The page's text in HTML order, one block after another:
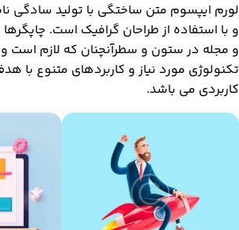
لورم ایپسوم متن ساختگی با تولید سادگی
و با استفاده از طراحان گرافیک است.
و مجله در ستون و سطرآنچنان که لازم است
تکنولوژی مورد نیاز و کاربردهای متنوع با
کاربردی می باشد.